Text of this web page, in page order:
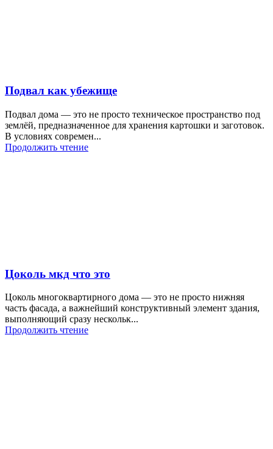
Подвал как убежище
Подвал дома — это не просто техническое пространство под
землёй, предназначенное для хранения картошки и заготовок.
В условиях современ...
Продолжить чтение
Цоколь мкд что это
Цоколь многоквартирного дома — это не просто нижняя
часть фасада, а важнейший конструктивный элемент здания,
выполняющий сразу нескольк...
Продолжить чтение